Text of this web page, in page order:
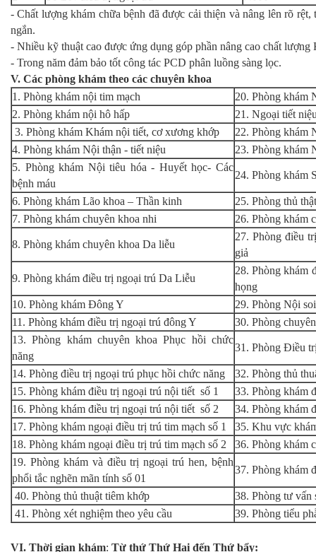
- Chất lượng khám chữa bệnh đã được cải thiện và nâng lên rõ
ngắn.
- Nhiều kỹ thuật cao được ứng dụng góp phần nâng cao chất
- Trong năm đảm bảo tốt công tác PCD phân luồng sàng lọc.
V. Các phòng khám theo các chuyên khoa
1. Phòng khám nội tim mạch
20. Phòng khám
2. Phòng khám nội hô hấp
21. Ngoại tiết
3. Phòng khám Khám nội tiết, cơ xương khớp
22. Phòng khám
4. Phòng khám Nội thận - tiết niệu
23. Phòng khám
5. Phòng khám Nội tiêu hóa - Huyết học- Các
bệnh máu
24. Phòng khám
6. Phòng khám Lão khoa – Thần kinh
25. Phòng thủ
7. Phòng khám chuyên khoa nhi
26. Phòng khám
8. Phòng khám chuyên khoa Da liễu
27. Phòng điều
giả
9. Phòng khám điều trị ngoại trú Da Liễu
28. Phòng khám
họng
10. Phòng khám Đông Y
29. Phòng Nội
11. Phòng khám điều trị ngoại trú đông Y
30. Phòng
13. Phòng khám chuyên khoa Phục hồi chức
năng
31. Phòng Điều
14. Phòng điều trị ngoại trú phục hồi chức năng
32. Phòng thủ
15. Phòng khám điều trị ngoại trú nội tiết số 1
33. Phòng khám
16. Phòng khám điều trị ngoại trú nội tiết số 2
34. Phòng khám
17. Phòng khám ngoại điều trị trú tim mạch số 1
35. Khu vực
18. Phòng khám ngoại điều trị trú tim mạch số 2
36. Phòng khám
19. Phòng khám và điều trị ngoại trú hen, bệnh
phổi tắc nghẽn mãn tính số 01
37. Phòng khám
40. Phòng thủ thuật tiêm khớp
38. Phòng tư vấn
41. Phòng xét nghiệm theo yêu cầu
39. Phòng tiểu
VI. Thời gian khám: Từ thứ Thứ Hai đến Thứ bẩy: